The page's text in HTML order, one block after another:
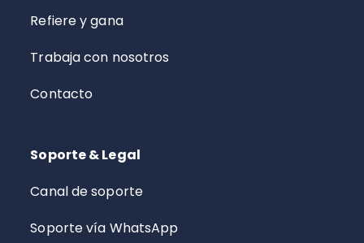
Refiere y gana
Trabaja con nosotros
Contacto
Soporte & Legal
Canal de soporte
Soporte vía WhatsApp